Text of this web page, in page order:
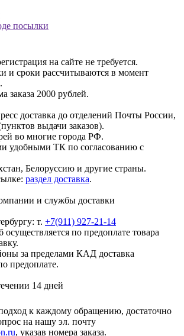
посылки
на сайте не требуется.
и сроки рассчитываются в момент
заказа 2000 рублей.
доставка до отделений Почты России,
выдачи заказов).
во многие города РФ.
удобными ТК по согласованию с
Белоруссию и другие страны.
раздел доставка.
т. +7(911) 927-21-14
по предоплате товара
за пределами КАД доставка
предоплате.
14 дней
к каждому обращению, достаточно
на нашу эл. почту
, указав номера заказа.